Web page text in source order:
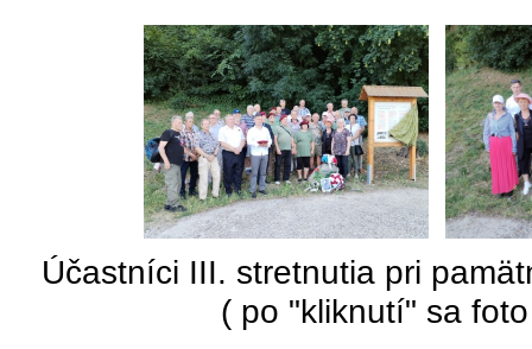
Účastníci III. stretnutia pri
( po "kliknutí" sa